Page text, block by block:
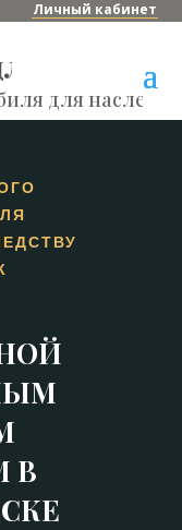
Личный кабинет
нотариуса
для
В